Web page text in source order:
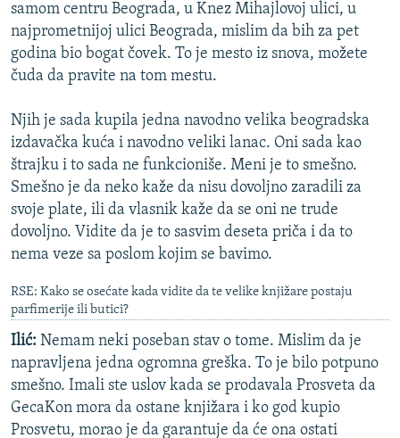
samom centru Beograda, u Knez Mihajlovoj ulici, u
najprometnijoj ulici Beograda, mislim da bih za pet
godina bio bogat čovek. To je mesto iz snova, možete
čuda da pravite na tom mestu.
Njih je sada kupila jedna navodno velika beogradska
izdavačka kuća i navodno veliki lanac. Oni sada kao
štrajku i to sada ne funkcioniše. Meni je to smešno.
Smešno je da neko kaže da nisu dovoljno zaradili za
svoje plate, ili da vlasnik kaže da se oni ne trude
dovoljno. Vidite da je to sasvim deseta priča i da to
nema veze sa poslom kojim se bavimo.
RSE: Kako se osećate kada vidite da te velike knjižare postaju
parfimerije ili butici?
Ilić: Nemam neki poseban stav o tome. Mislim da je
napravljena jedna ogromna greška. To je bilo potpuno
smešno. Imali ste uslov kada se prodavala Prosveta da
GecaKon mora da ostane knjižara i ko god kupio
Prosvetu, morao je da garantuje da će ona ostati